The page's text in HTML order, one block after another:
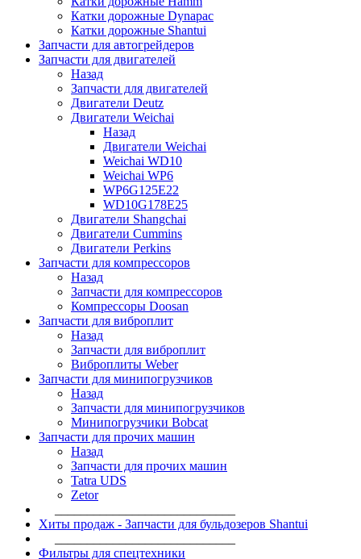
Катки дорожные Dynapac
Катки дорожные Shantui
Запчасти для автогрейдеров
Запчасти для двигателей
Назад
Запчасти для двигателей
Двигатели Deutz
Двигатели Weichai
Назад
Двигатели Weichai
Weichai WD10
Weichai WP6
WP6G125E22
WD10G178E25
Двигатели Shangchai
Двигатели Cummins
Двигатели Perkins
Запчасти для компрессоров
Назад
Запчасти для компрессоров
Компрессоры Doosan
Запчасти для виброплит
Назад
Запчасти для виброплит
Виброплиты Weber
Запчасти для минипогрузчиков
Назад
Запчасти для минипогрузчиков
Минипогрузчики Bobcat
Запчасти для прочих машин
Назад
Запчасти для прочих машин
Tatra UDS
Zetor
Хиты продаж - Запчасти для бульдозеров Shantui
Фильтры для спецтехники